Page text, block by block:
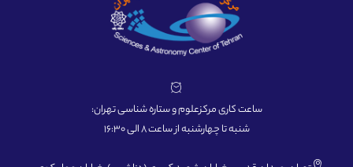
ساعت کاری مرکزعلوم و ستاره شناسی تهران:
شنبه تا چهارشنبه از ساعت 8 الی 16:30